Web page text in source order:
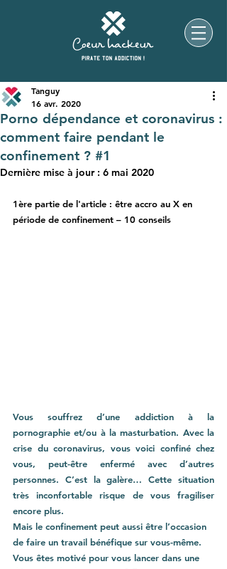
Porno dépendance et coronavirus :
comment faire pendant le
confinement ? #1
Tanguy
16 avr. 2020
Dernière mise à jour : 6 mai 2020
1ère partie de l'article : être accro au X en
période de confinement – 10 conseils
Vous souffrez d’une addiction à la
pornographie et/ou à la masturbation. Avec la
crise du coronavirus, vous voici confiné chez
vous, peut-être enfermé avec d’autres
personnes. C’est la galère… Cette situation
très inconfortable risque de vous fragiliser
encore plus.
Mais le confinement peut aussi être l’occasion
de faire un travail bénéfique sur vous-même.
Vous êtes motivé pour vous lancer dans une